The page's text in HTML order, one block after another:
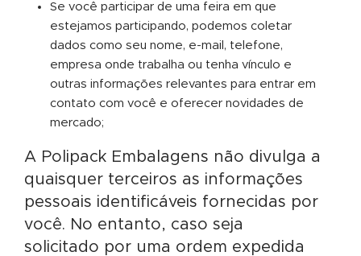
Se você participar de uma feira em que
estejamos participando, podemos coletar
dados como seu nome, e-mail, telefone,
empresa onde trabalha ou tenha vínculo e
outras informações relevantes para entrar em
contato com você e oferecer novidades de
mercado;
A Polipack Embalagens não divulga a
quaisquer terceiros as informações
pessoais identificáveis fornecidas por
você. No entanto, caso seja
solicitado por uma ordem expedida